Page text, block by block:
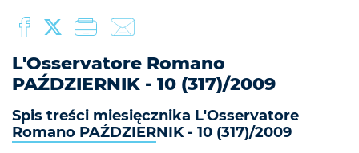
L'Osservatore Romano
PAŹDZIERNIK - 10 (317)/2009
Spis treści miesięcznika L'Osservatore
Romano PAŹDZIERNIK - 10 (317)/2009